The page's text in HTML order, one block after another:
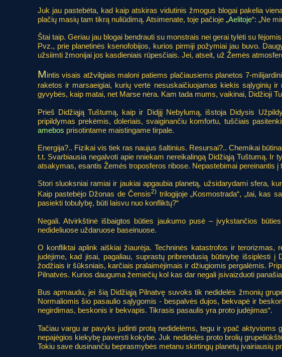
Juk jau pastebėta, kad kaip atskiras vidutinis žmogus blogai pakelia
plačių masių tam tikrą nuliūdimą. Atsimenate, toje pačioje „Aelitoje“: „Ne
Štai taip. Geriau jau blogai bendrauti su monstrais nei gerai tylėti su
Pvz., prie planetinės ksenofobijos, kurios pirmiji požymiai jau buvo.
užsiimti žmonijai jos kasdieniais rūpesčiais. Jei, atseit, už Žemės
Mintis visais atžvilgiais maloni patiems plačiausiems planetos 7-
raketos ir marsaeigiai, kurių vertė nesuskaičiuojamas kiekis sąlyginių
gyvybės, kaip matai, net Marse nėra. Kam tada mums, vaikinai, Didžioji
Prieš Didžiąją Tuštumą, kaip ir Didįjį Nebylumą, išstoja Didysis
pripildymas prekėmis, doleriais, svaiginančiu komfortu, tuščiais
amebos prisotintame maistingame tirpale.
Energija?.. Fizikai vis tiek ras naujus šaltinius. Resursai?.. Chemikai
t.t. Svarbiausia negalvoti apie nniekam nereikalingą Didžiąją Tuštumą.
atsakymas, esantis Žemės troposferos ribose. Nepastebimai pereinantis
Stori sluoksniai ramiai ir jaukiai apgaubia planetą, užsidarydami sfera,
Kaip pastebėjo Džonas de Čensis2) trilogijoje „Kosmostrada“, „tai, kas
pasiekti tobulybę, būti laisvu nuo konfliktų?“
Negali. Atvirkštinė išbaigtos būties jaukumo pusė – įvykstančios
nedideliuose uždaruose baseinuose.
O konfliktai aplink aiškiai žiaurėja. Techninės katastrofos ir
judėjime, kad jisai, pagaliau, suprastų pribrendusią būtinybę išsiplėsti
žodžiais ir šūksniais, karčiais pralaimėjimais ir džiugiomis pergalėmis.
Pilnatvės. Kurios dauguma žemiečių kol kas dar negali įsivaizduoti
Bus apmaudu, jei šią Didžiąją Pilnatvę suvoks tik nedidelės žmonių
Normaliomis šio pasaulio sąlygomis - bespalvės dujos, bekvapė ir
negirdimas, beskonis ir bekvapis. Tikrasis pasaulis yra proto judėjimas“.
Tačiau vargu ar pavyks judinti protą nedidelėms, tegu ir ypač
nepajėgios kiekybę paversti kokybe. Juk nedidelės proto brolių
Tokiu save dusinančiu beprasmybės metanu skirtingų planetų įvairiausių